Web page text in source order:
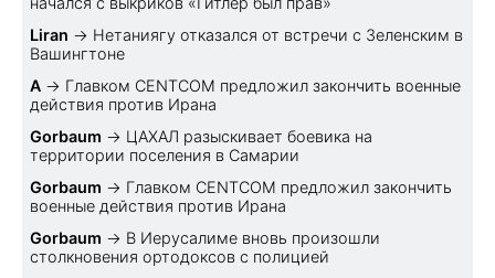
Liran → Нетаниягу отказался от встречи с Зеленским в
Вашингтоне
A → Главком CENTCOM предложил закончить военные
действия против Ирана
Gorbaum → ЦАХАЛ разыскивает боевика на
территории поселения в Самарии
Gorbaum → Главком CENTCOM предложил закончить
военные действия против Ирана
Gorbaum → В Иерусалиме вновь произошли
столкновения ортодоксов с полицией